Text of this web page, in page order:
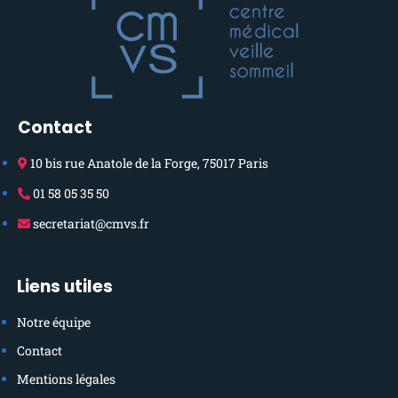
Contact
10 bis rue Anatole de la Forge, 75017 Paris
01 58 05 35 50
secretariat@cmvs.fr
Liens utiles
Notre équipe
Contact
Mentions légales